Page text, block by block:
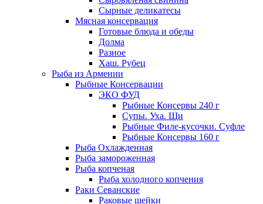
Сырные деликатесы
Мясная консервация
Готовые блюда и обеды
Долма
Разное
Хаш. Рубец
Рыба из Армении
Рыбные Консервации
ЭКО ФУД
Рыбные Консервы 240 г
Супы. Уха. Щи
Рыбные Филе-кусочки. Суфле
Рыбные Консервы 160 г
Рыба Охлажденная
Рыба замороженная
Рыба копченая
Рыба холодного копчения
Раки Севанские
Раковые шейки